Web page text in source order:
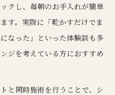
クし、毎朝のお手入れが簡単
す。実際に「乾かすだけでま
なった」といった体験談も多
ジを考えている方におすすめ
と同時施術を行うことで、シ